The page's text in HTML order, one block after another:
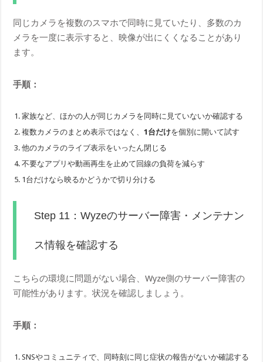
同じカメラを複数のスマホで同時に見ていたり、多数のカ
メラを一度に表示すると、映像が出にくくなることがあり
ます。
手順：
家族など、ほかの人が同じカメラを同時に見ていないか確認する
複数カメラのまとめ表示ではなく、1台だけを個別に開いて試す
他のカメラのライブ表示をいったん閉じる
不要なアプリや動画再生を止めて回線の負荷を減らす
1台だけなら映るかどうかで切り分ける
Step 11：Wyzeのサーバー障害・メンテナン
ス情報を確認する
こちらの環境に問題がない場合、Wyze側のサーバー障害の
可能性があります。状況を確認しましょう。
手順：
SNSやコミュニティで、同時刻に同じ症状の報告がないか確認する